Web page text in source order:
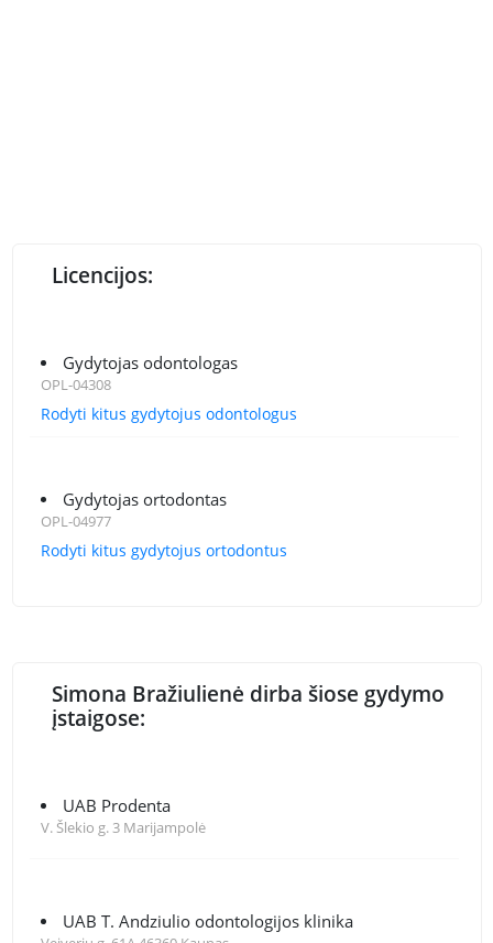
Licencijos:
Gydytojas odontologas
OPL-04308
Rodyti kitus gydytojus odontologus
Gydytojas ortodontas
OPL-04977
Rodyti kitus gydytojus ortodontus
Simona Bražiulienė dirba šiose gydymo
įstaigose:
UAB Prodenta
V. Šlekio g. 3 Marijampolė
UAB T. Andziulio odontologijos klinika